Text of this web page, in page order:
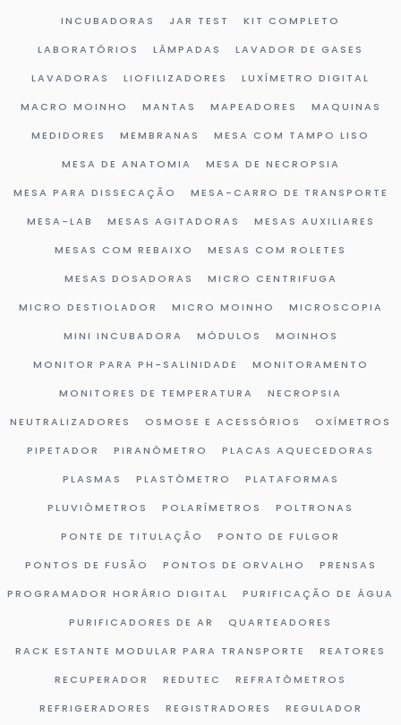
INCUBADORAS JAR TEST KIT COMPLETO
LABORATÓRIOS LÂMPADAS LAVADOR DE GASES
LAVADORAS LIOFILIZADORES LUXÍMETRO DIGITAL
MACRO MOINHO MANTAS MAPEADORES MAQUINAS
MEDIDORES MEMBRANAS MESA COM TAMPO LISO
MESA DE ANATOMIA MESA DE NECROPSIA
MESA PARA DISSECAÇÃO MESA-CARRO DE TRANSPORTE
MESA-LAB MESAS AGITADORAS MESAS AUXILIARES
MESAS COM REBAIXO MESAS COM ROLETES
MESAS DOSADORAS MICRO CENTRIFUGA
MICRO DESTIOLADOR MICRO MOINHO MICROSCOPIA
MINI INCUBADORA MÓDULOS MOINHOS
MONITOR PARA PH-SALINIDADE MONITORAMENTO
MONITORES DE TEMPERATURA NECROPSIA
NEUTRALIZADORES OSMOSE E ACESSÓRIOS OXÍMETROS
PIPETADOR PIRANÔMETRO PLACAS AQUECEDORAS
PLASMAS PLASTÔMETRO PLATAFORMAS
PLUVIÔMETROS POLARÍMETROS POLTRONAS
PONTE DE TITULAÇÃO PONTO DE FULGOR
PONTOS DE FUSÃO PONTOS DE ORVALHO PRENSAS
PROGRAMADOR HORÁRIO DIGITAL PURIFICAÇÃO DE ÁGUA
PURIFICADORES DE AR QUARTEADORES
RACK ESTANTE MODULAR PARA TRANSPORTE REATORES
RECUPERADOR REDUTEC REFRATÔMETROS
REFRIGERADORES REGISTRADORES REGULADOR